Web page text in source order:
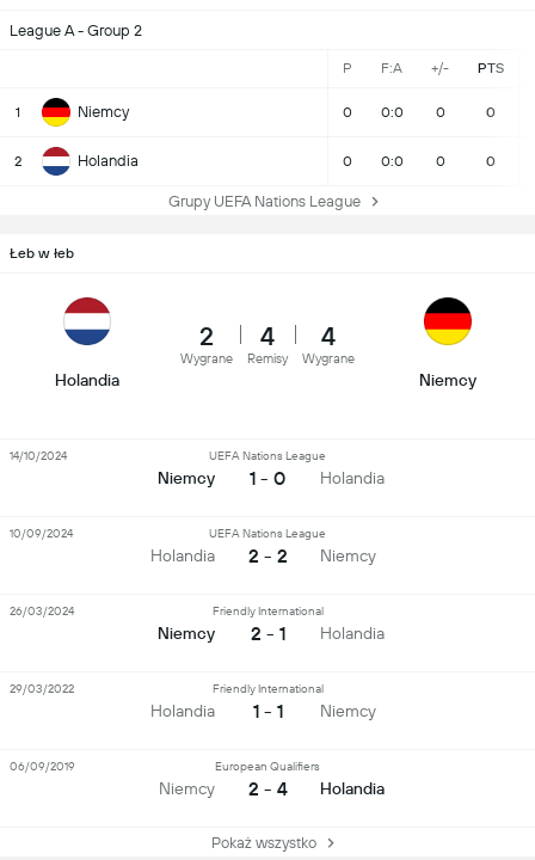
League A - Group 2
P F:A +/- PTS
1 Niemcy 0 0:0 0 0
2 Holandia 0 0:0 0 0
Grupy UEFA Nations League
Łeb w łeb
Holandia
2
Wygrane
4
Remisy
4
Wygrane
Niemcy
Niemcy
UEFA Nations League
1 - 0 Holandia
14/10/2024
Holandia
UEFA Nations League
2 - 2 Niemcy
10/09/2024
Niemcy
Friendly International
2 - 1 Holandia
26/03/2024
Holandia
Friendly International
1 - 1 Niemcy
29/03/2022
Niemcy
European Qualifiers
2 - 4 Holandia
06/09/2019
Pokaż wszystko